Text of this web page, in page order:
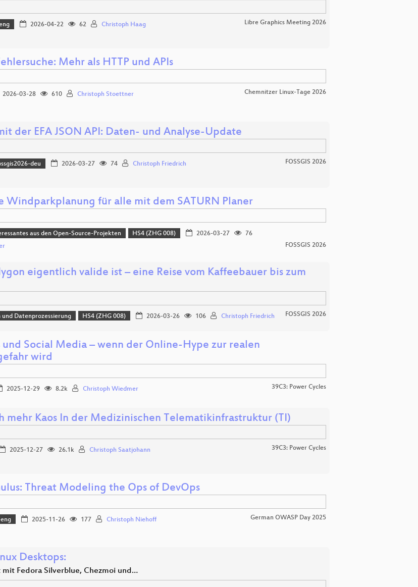
2026-04-22 62 Christoph Haag Libre Graphics Meeting 2026
Mehr als HTTP und APIs
2026-03-28 610 Christoph Stoettner Chemnitzer Linux-Tage 2026
der EFA JSON API: Daten- und Analyse-Update
deu 2026-03-27 74 Christoph Friedrich FOSSGIS 2026
Windparkplanung für alle mit dem SATURN Planer
aus den Open-Source-Projekten HS4 (ZHG 008) 2026-03-27
76
FOSSGIS 2026
eigentlich valide ist – eine Reise vom Kaffeebauer bis zum
Datenprozessierung HS4 (ZHG 008) 2026-03-26 106 Christoph Friedrich FOSSGIS 2026
Social Media – wenn der Online-Hype zur realen
wird
2025-12-29 8.2k Christoph Wiedmer 39C3: Power Cycles
mehr Kaos In der Medizinischen Telematikinfrastruktur (TI)
2025-12-27 26.1k Christoph Saatjohann 39C3: Power Cycles
Threat Modeling the Ops of DevOps
2025-11-26 177 Christoph Niehoff German OWASP Day 2025
Desktops:
Fedora Silverblue, Chezmoi und…